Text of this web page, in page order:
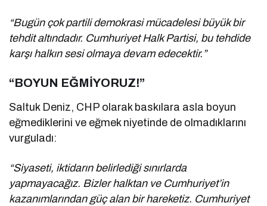
“Bugün çok partili demokrasi mücadelesi büyük bir
tehdit altındadır. Cumhuriyet Halk Partisi, bu tehdide
karşı halkın sesi olmaya devam edecektir.”
“BOYUN EĞMİYORUZ!”
Saltuk Deniz, CHP olarak baskılara asla boyun
eğmediklerini ve eğmek niyetinde de olmadıklarını
vurguladı:
“Siyaseti, iktidarın belirlediği sınırlarda
yapmayacağız. Bizler halktan ve Cumhuriyet’in
kazanımlarından güç alan bir hareketiz. Cumhuriyet